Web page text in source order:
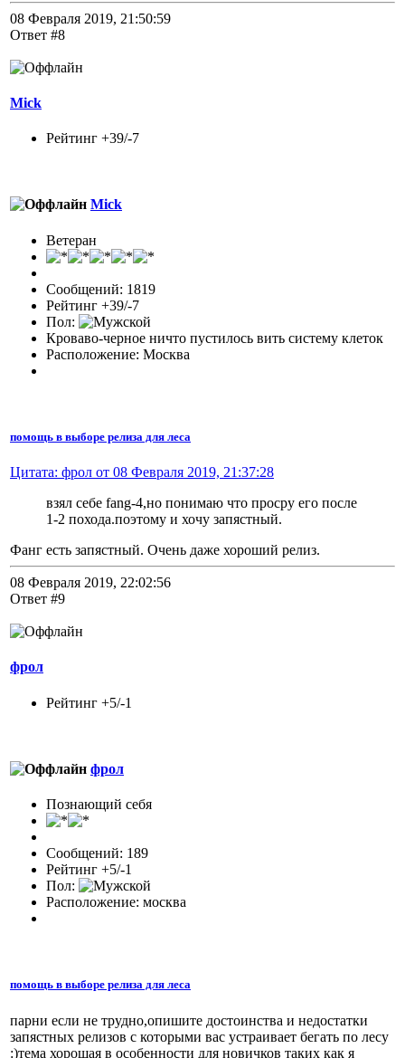
08 Февраля 2019, 21:50:59
Ответ #8
Mick
Рейтинг +39/-7
Mick
Ветеран
Сообщений: 1819
Рейтинг +39/-7
Пол:
Кроваво-черное ничто пустилось вить систему клеток
Расположение: Москва
помощь в выборе релиза для леса
Цитата: фрол от 08 Февраля 2019, 21:37:28
взял себе fang-4,но понимаю что просру его после
1-2 похода.поэтому и хочу запястный.
Фанг есть запястный. Очень даже хороший релиз.
08 Февраля 2019, 22:02:56
Ответ #9
фрол
Рейтинг +5/-1
фрол
Познающий себя
Сообщений: 189
Рейтинг +5/-1
Пол:
Расположение: москва
помощь в выборе релиза для леса
парни если не трудно,опишите достоинства и недостатки
запястных релизов с которыми вас устраивает бегать по лесу
:)тема хорошая в особенности для новичков таких как я